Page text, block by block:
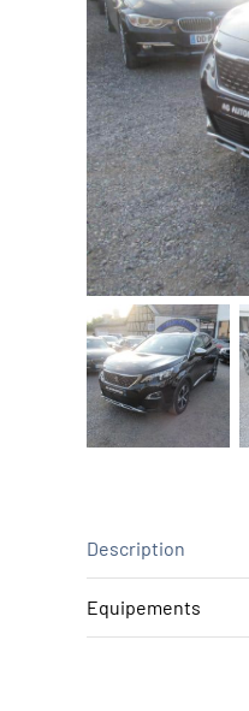
Description
Equipements